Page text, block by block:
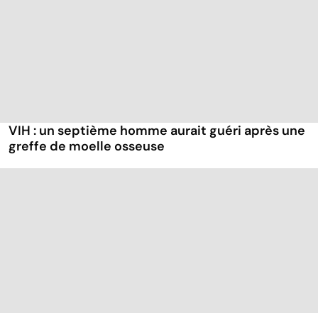
VIH : un septième homme aurait guéri après une
greffe de moelle osseuse